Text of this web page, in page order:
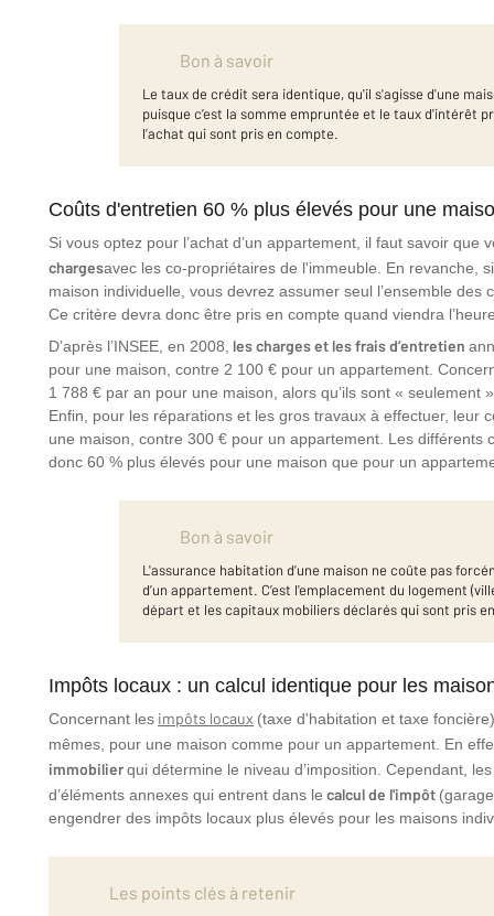
Bon à savoir
Le taux de crédit sera identique, qu'il s'agisse d'une
puisque c’est la somme empruntée et le taux d'intérêt
l’achat qui sont pris en compte.
Coûts d'entretien 60 % plus élevés pour une
Si vous optez pour l’achat d’un appartement, il faut savoir que
chargesavec les co-propriétaires de l'immeuble. En revanche,
maison individuelle, vous devrez assumer seul l’ensemble
Ce critère devra donc être pris en compte quand viendra
D’après l’INSEE, en 2008, les charges et les frais d’entretien
pour une maison, contre 2 100 € pour un appartement.
1 788 € par an pour une maison, alors qu’ils sont « seulement
Enfin, pour les réparations et les gros travaux à effectuer, leur
une maison, contre 300 € pour un appartement. Les différents
donc 60 % plus élevés pour une maison que pour un
Bon à savoir
L'assurance habitation d’une maison ne coûte pas
d’un appartement. C’est l'emplacement du logement
départ et les capitaux mobiliers déclarés qui sont pris
Impôts locaux : un calcul identique pour les
Concernant les impôts locaux (taxe d'habitation et taxe
mêmes, pour une maison comme pour un appartement. En
immobilierqui détermine le niveau d’imposition. Cependant,
d’éléments annexes qui entrent dans le calcul de l'impôt
engendrer des impôts locaux plus élevés pour les maisons
Les points clés à retenir